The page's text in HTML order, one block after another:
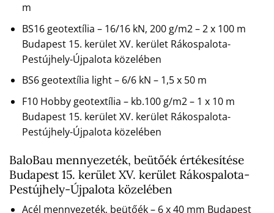
m
BS16 geotextília – 16/16 kN, 200 g/m2 – 2 x 100 m
Budapest 15. kerület XV. kerület Rákospalota-
Pestújhely-Újpalota közelében
BS6 geotextília light – 6/6 kN – 1,5 x 50 m
F10 Hobby geotextília – kb.100 g/m2 – 1 x 10 m
Budapest 15. kerület XV. kerület Rákospalota-
Pestújhely-Újpalota közelében
BaloBau mennyezeték, beütőék értékesítése
Budapest 15. kerület XV. kerület Rákospalota-
Pestújhely-Újpalota közelében
Acél mennyezeték, beütőék – 6 x 40 mm Budapest